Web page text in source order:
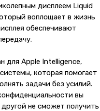
дисплеем Liquid
воплощает в жизнь
обеспечивают
для Apple Intelligence,
которая помогает
задачи без усилий.
вы
не сможет получить